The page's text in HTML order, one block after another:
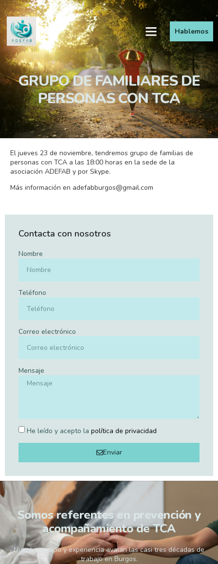
Hablemos
GRUPO DE FAMILIARES DE
PERSONAS CON TCA
El jueves 23 de noviembre, tendremos grupo de familias de
personas con TCA a las 18:00 horas en la sede de la
asociación ADEFAB y por Skype.
Más información en adefabburgos@gmail.com
Contacta con nosotros
Nombre
Teléfono
Correo electrónico
Mensaje
He leído y acepto la política de privacidad
Enviar
Somos referentes en prevención y
acompañamiento de TCA
Nuestro equipo y experiencia avalan las casi tres décadas de
trabajo en Burgos.